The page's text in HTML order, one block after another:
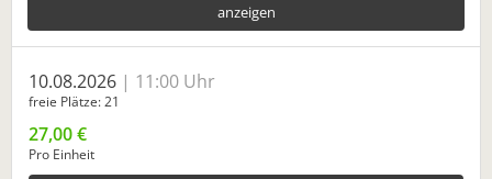
anzeigen
10.08.2026 11:00 Uhr
freie Plätze 21
27,00 €
Pro Einheit